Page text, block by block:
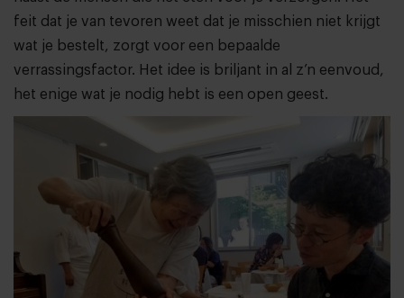
feit dat je van tevoren weet dat je misschien niet krijgt
wat je bestelt, zorgt voor een bepaalde
verrassingsfactor. Het idee is briljant in al z’n eenvoud,
het enige wat je nodig hebt is een open geest.